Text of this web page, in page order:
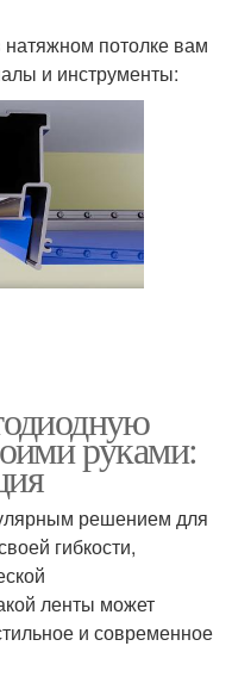
потолке вам
и инструменты:
руками:
решением для
гибкости,
ленты может
и современное